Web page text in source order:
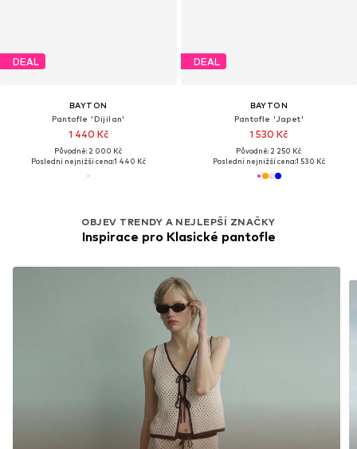
DEAL
BAYTON
Pantofle 'Dijilan'
1 440 Kč
Původně: 2 000 Kč
Poslední nejnižší cena:1 440 Kč
DEAL
BAYTON
Pantofle 'Japet'
1 530 Kč
Původně: 2 250 Kč
Poslední nejnižší cena:1 530 Kč
OBJEV TRENDY A NEJLEPŠÍ ZNAČKY
Inspirace pro Klasické pantofle